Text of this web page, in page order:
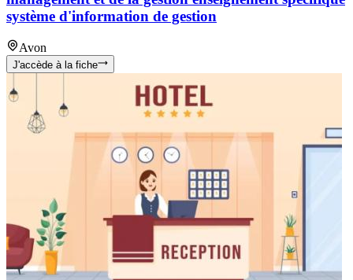
système d'information de gestion
Avon
J'accède à la fiche